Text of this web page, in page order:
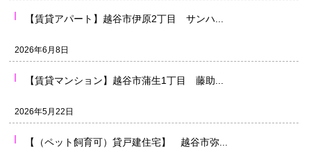
【賃貸アパート】越谷市伊原2丁目 サンハ...
2026年6月8日
【賃貸マンション】越谷市蒲生1丁目 藤助...
2026年5月22日
【（ペット飼育可）貸戸建住宅】 越谷市弥...